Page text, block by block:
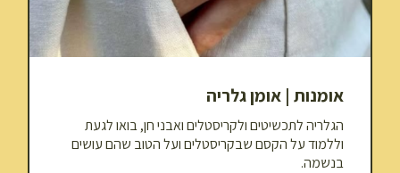
אומנות | אומן גלריה
הגלריה לתכשיטים ולקריסטלים ואבני חן, בואו לגעת
וללמוד על הקסם שבקריסטלים ועל הטוב שהם עושים
בנשמה.